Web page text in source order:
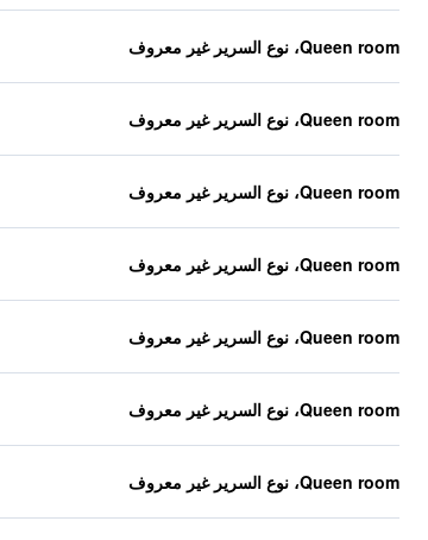
Queen room، نوع السرير غير معروف
Queen room، نوع السرير غير معروف
Queen room، نوع السرير غير معروف
Queen room، نوع السرير غير معروف
Queen room، نوع السرير غير معروف
Queen room، نوع السرير غير معروف
Queen room، نوع السرير غير معروف